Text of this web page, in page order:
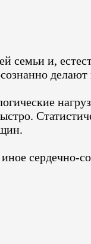
семьи и,
делают
сердечно-